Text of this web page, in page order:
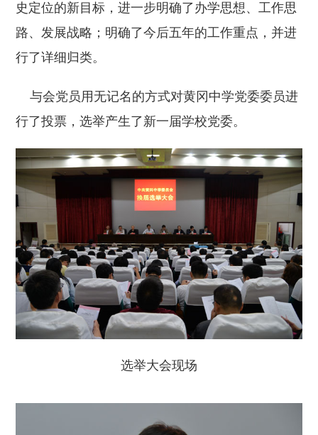
史定位的新目标，进一步明确了办学思想、工作思
路、发展战略；明确了今后五年的工作重点，并进
行了详细归类。
与会党员用无记名的方式对黄冈中学党委委员进
行了投票，选举产生了新一届学校党委。
选举大会现场